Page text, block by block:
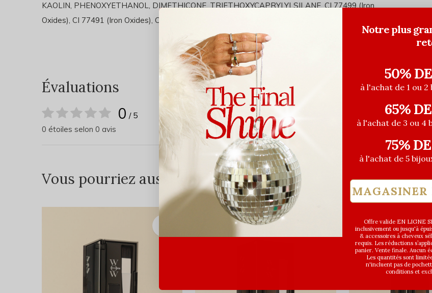
KAOLIN, PHENOXYETHANOL, DIMETHICONE, TRIETHOXYCAPRYLYLSILANE, CI 77499 (Iron
Oxides), CI 77491 (Iron Oxides), CI 77891 (Titanium Dioxide) FORMULA #711-0
Évaluations
0 / 5
0 étoiles selon 0 avis
Vous pourriez aussi aimer...
Notre plus
50%
à l'achat de 1 ou 2
65%
à l'achat de 3 ou 4
75%
à l'achat de 5
Offre valide EN LIGNE
inclusivement ou jusqu'à
& accessoires à cheveux
requis. Les réductions
panier. Vente finale. Aucun
Les quantités sont
n'incluent pas de
conditions et